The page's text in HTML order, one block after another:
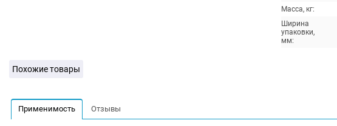
Масса, кг:
Ширина
упаковки,
мм:
Похожие товары
Применимость Отзывы